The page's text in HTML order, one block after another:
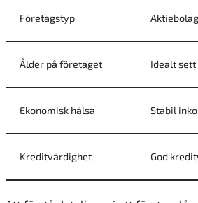
Företagstyp
Ålder på företaget Idealt
Ekonomisk hälsa Stabil
Kreditvärdighet God